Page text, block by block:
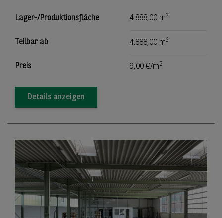
Lager-/Produktionsfläche 4.888,00 m2
Teilbar ab 4.888,00 m2
Preis 9,00 €/m2
Details anzeigen